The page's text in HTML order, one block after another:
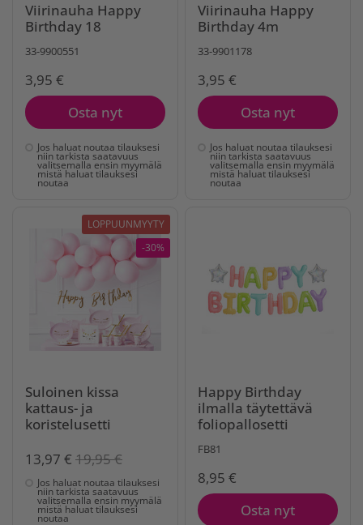
Viirinauha Happy
Birthday 18
33-9900551
3,95 €
Osta nyt
Jos haluat noutaa tilauksesi
niin tarkista saatavuus
valitsemalla ensin myymälä
mistä haluat tilauksesi
noutaa
Viirinauha Happy
Birthday 4m
33-9901178
3,95 €
Osta nyt
Jos haluat noutaa tilauksesi
niin tarkista saatavuus
valitsemalla ensin myymälä
mistä haluat tilauksesi
noutaa
Suloinen kissa
kattaus- ja
koristelusetti
13,97 € 19,95 €
Jos haluat noutaa tilauksesi
niin tarkista saatavuus
valitsemalla ensin myymälä
mistä haluat tilauksesi
noutaa
LOPPUUNMYYTY
-30%
Happy Birthday
ilmalla täytettävä
foliopallosetti
FB81
8,95 €
Osta nyt